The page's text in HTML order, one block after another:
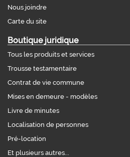
Nous joindre
Carte du site
Boutique juridique
Tous les produits et services
Trousse testamentaire
Contrat de vie commune
Mises en demeure - modèles
Livre de minutes
Localisation de personnes
Pré-location
Et plusieurs autres...